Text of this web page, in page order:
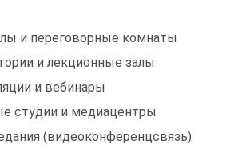
и переговорные комнаты
и лекционные залы
и вебинары
студии и медиацентры
(видеоконференцсвязь)